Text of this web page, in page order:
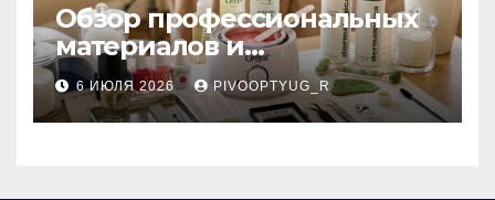
Обзор профессиональных
материалов и
инструментов для
маникюра, депиляции,
наращивания ресниц и
6 ИЮЛЯ 2026 PIVOOPTYUG_R